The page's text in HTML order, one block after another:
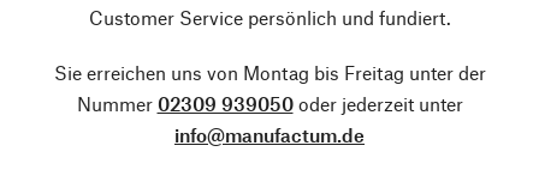
Customer Service persönlich und fundiert.
Sie erreichen uns von Montag bis Freitag unter der
Nummer 02309 939050oder jederzeit unter
info@manufactum.de